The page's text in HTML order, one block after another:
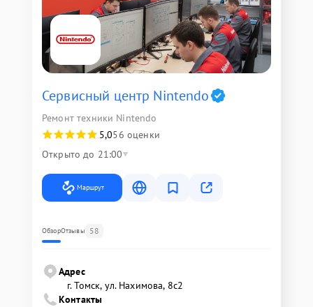
Сервисный центр Nintendo
Ремонт техники Nintendo
5,056 оценки
Открыто до 21:00
Маршрут
ОбзорОтзывы 58
Адрес
г. Томск, ул. Нахимова, 8с2
Контакты